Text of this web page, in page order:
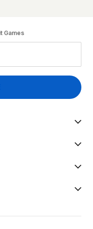
Games